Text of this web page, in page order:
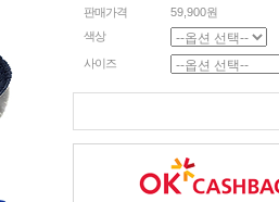
판매가격
59,900원
색상
사이즈